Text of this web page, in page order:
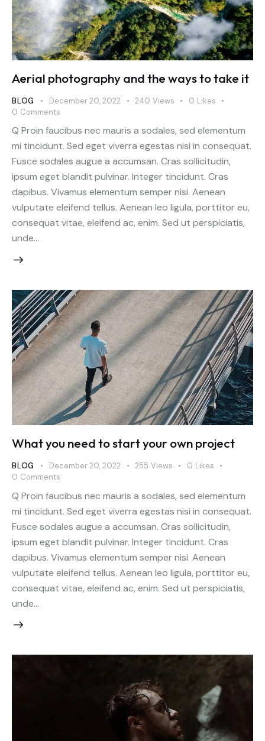
Aerial photography and the ways to take it
BLOG December 20, 2022 240 Views 0 Likes
0 Comments
Q Proin faucibus nec mauris a sodales, sed elementum
mi tincidunt. Sed eget viverra egestas nisi in consequat.
Fusce sodales augue a accumsan. Cras sollicitudin,
ipsum eget blandit pulvinar. Integer tincidunt. Cras
dapibus. Vivamus elementum semper nisi. Aenean
vulputate eleifend tellus. Aenean leo ligula, porttitor eu,
consequat vitae, eleifend ac, enim. Sed ut perspiciatis,
unde…
What you need to start your own project
BLOG December 20, 2022 255 Views 0 Likes
0 Comments
Q Proin faucibus nec mauris a sodales, sed elementum
mi tincidunt. Sed eget viverra egestas nisi in consequat.
Fusce sodales augue a accumsan. Cras sollicitudin,
ipsum eget blandit pulvinar. Integer tincidunt. Cras
dapibus. Vivamus elementum semper nisi. Aenean
vulputate eleifend tellus. Aenean leo ligula, porttitor eu,
consequat vitae, eleifend ac, enim. Sed ut perspiciatis,
unde…